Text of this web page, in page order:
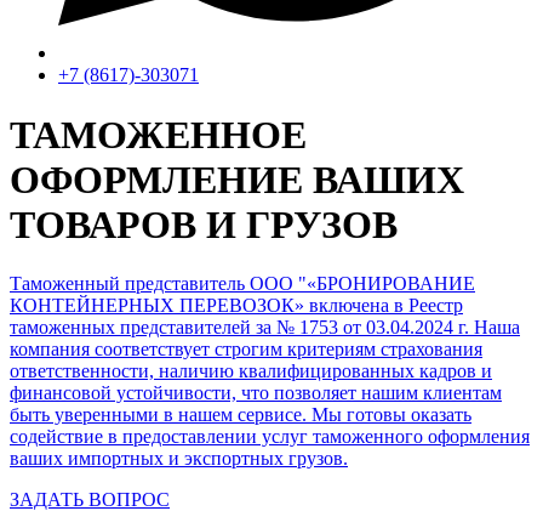
+7 (8617)-303071
ТАМОЖЕННОЕ
ОФОРМЛЕНИЕ ВАШИХ
ТОВАРОВ И ГРУЗОВ
Таможенный представитель ООО "«БРОНИРОВАНИЕ
КОНТЕЙНЕРНЫХ ПЕРЕВОЗОК» включена в Реестр
таможенных представителей за № 1753 от 03.04.2024 г. Наша
компания соответствует строгим критериям страхования
ответственности, наличию квалифицированных кадров и
финансовой устойчивости, что позволяет нашим клиентам
быть уверенными в нашем сервисе. Мы готовы оказать
содействие в предоставлении услуг таможенного оформления
ваших импортных и экспортных грузов.
ЗАДАТЬ ВОПРОС